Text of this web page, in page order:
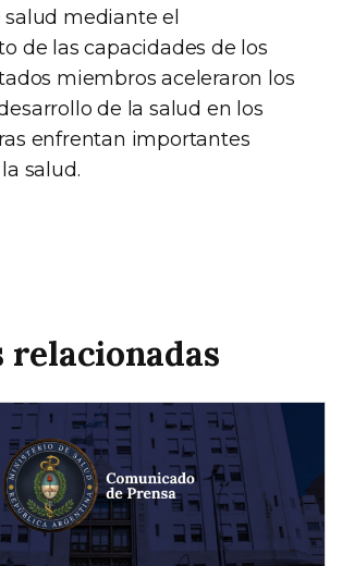
mediante el
de las capacidades de los
miembros aceleraron los
de la salud en los
enfrentan importantes
salud.
relacionadas